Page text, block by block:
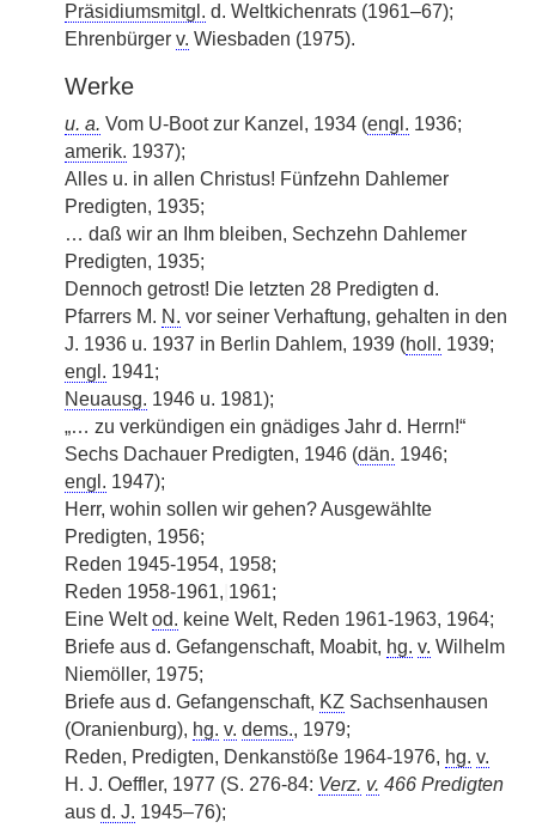
Präsidiumsmitgl. d. Weltkichenrats (1961–67);
Ehrenbürger v. Wiesbaden (1975).
Werke
u. a. Vom U-Boot zur Kanzel, 1934 (engl. 1936;
amerik. 1937);
Alles u. in allen Christus! Fünfzehn Dahlemer
Predigten, 1935;
… daß wir an Ihm bleiben, Sechzehn Dahlemer
Predigten, 1935;
Dennoch getrost! Die letzten 28 Predigten d.
Pfarrers M. N. vor seiner Verhaftung, gehalten in den
J. 1936 u. 1937 in Berlin Dahlem, 1939 (holl. 1939;
engl. 1941;
Neuausg. 1946 u. 1981);
„… zu verkündigen ein gnädiges Jahr d. Herrn!“
Sechs Dachauer Predigten, 1946 (dän. 1946;
engl. 1947);
Herr, wohin sollen wir gehen? Ausgewählte
Predigten, 1956;
Reden 1945-1954, 1958;
Reden 1958-1961, 1961;
Eine Weltod. keine Welt, Reden 1961-1963, 1964;
Briefe aus d. Gefangenschaft, Moabit, hg. v. Wilhelm
Niemöller, 1975;
Briefe aus d. Gefangenschaft, KZ Sachsenhausen
(Oranienburg), hg. v. dems., 1979;
Reden, Predigten, Denkanstöße 1964-1976, hg. v.
H. J. Oeffler, 1977 (S. 276-84: Verz. v. 466 Predigten
aus d. J. 1945–76);